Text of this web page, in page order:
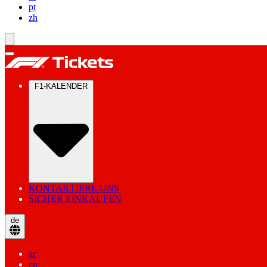
pt
zh
KONTAKTIERE UNS
SICHER EINKAUFEN
de
ar
en